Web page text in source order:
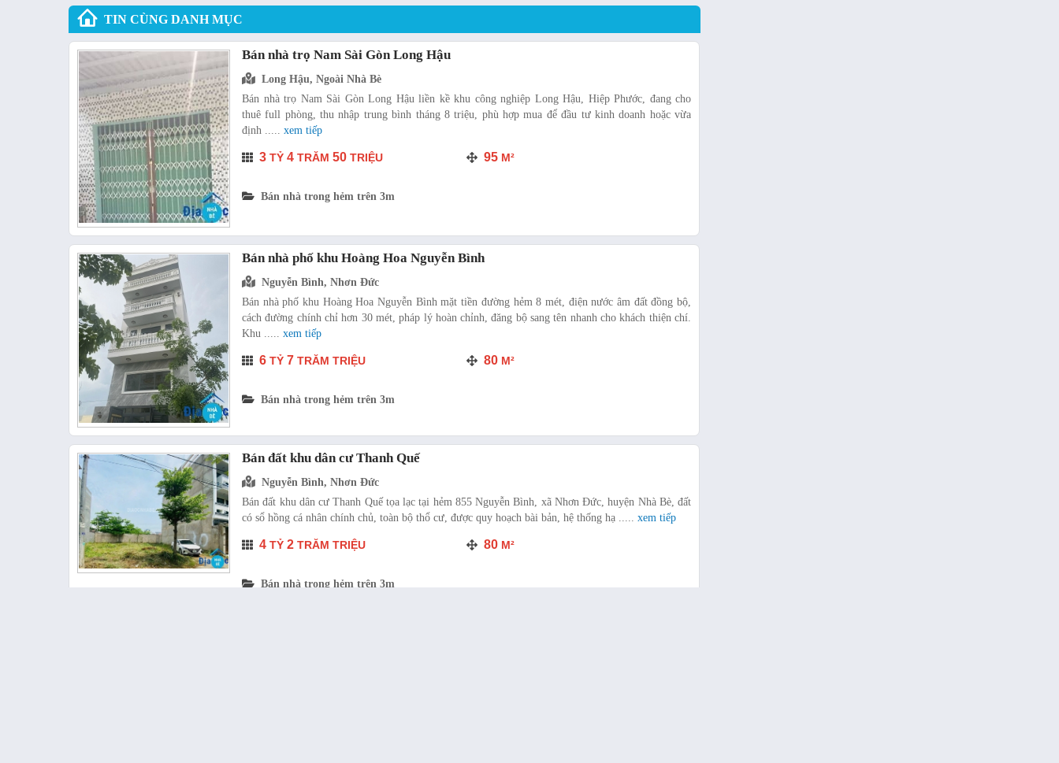
TIN CÙNG DANH MỤC
Bán nhà trọ Nam Sài Gòn Long Hậu
Long Hậu, Ngoài Nhà Bè
Bán nhà trọ Nam Sài Gòn Long Hậu liền kề khu công nghiệp Long Hậu, Hiệp Phước, đang cho
thuê full phòng, thu nhập trung bình tháng 8 triệu, phù hợp mua để đầu tư kinh doanh hoặc vừa
định ..... xem tiếp
3 TỶ 4 TRĂM 50 TRIỆU 95 M²
Bán nhà trong hẻm trên 3m
Bán nhà phố khu Hoàng Hoa Nguyễn Bình
Nguyễn Bình, Nhơn Đức
Bán nhà phố khu Hoàng Hoa Nguyễn Bình mặt tiền đường hẻm 8 mét, điện nước âm đất đồng bộ,
cách đường chính chỉ hơn 30 mét, pháp lý hoàn chỉnh, đăng bộ sang tên nhanh cho khách thiện chí.
Khu ..... xem tiếp
6 TỶ 7 TRĂM TRIỆU 80 M²
Bán nhà trong hẻm trên 3m
Bán đất khu dân cư Thanh Quế
Nguyễn Bình, Nhơn Đức
Bán đất khu dân cư Thanh Quế tọa lạc tại hẻm 855 Nguyễn Bình, xã Nhơn Đức, huyện Nhà Bè, đất
có sổ hồng cá nhân chính chủ, toàn bộ thổ cư, được quy hoạch bài bản, hệ thống hạ ..... xem tiếp
4 TỶ 2 TRĂM TRIỆU 80 M²
Bán nhà trong hẻm trên 3m